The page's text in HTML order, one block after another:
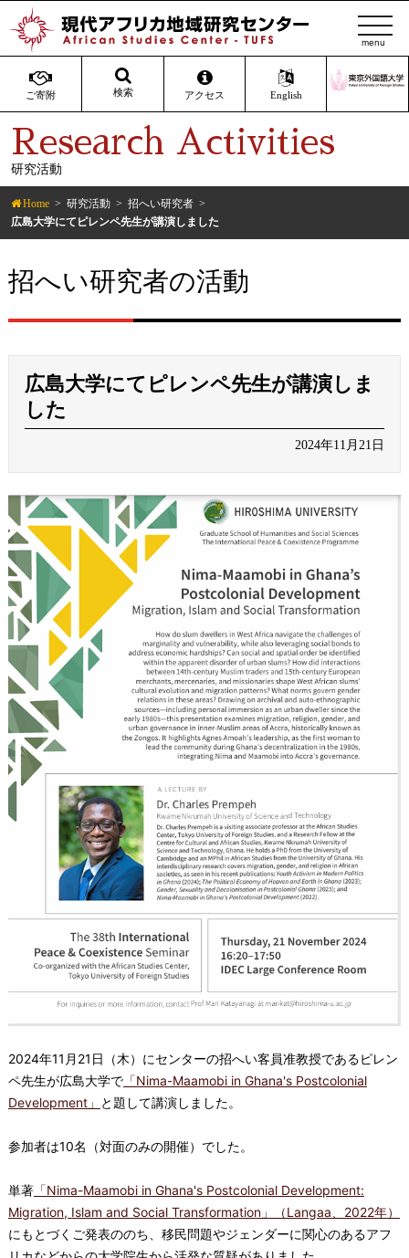
ご寄附 検索 アクセス English
t
o
g
l
n
Research Activities
研究活動
Home 研究活動
招へい研究者
広島大学にてピレンペ先生が講演しました
招へい研究者の活動
広島大学にてピレンペ先生が講演しま
した
2024年11月21日
2024年11月21日（木）にセンターの招へい客員准教授であるピレン
ペ先生が広島大学で「Nima-Maamobi in Ghana's Postcolonial
Development」 と題して講演しました。
参加者は10名（対面のみの開催）でした。
単著「Nima-Maamobi in Ghana's Postcolonial Development:
Migration, Islam and Social Transformation」（Langaa、2022年）
にもとづくご発表ののち、移民問題やジェンダーに関心のあるアフ